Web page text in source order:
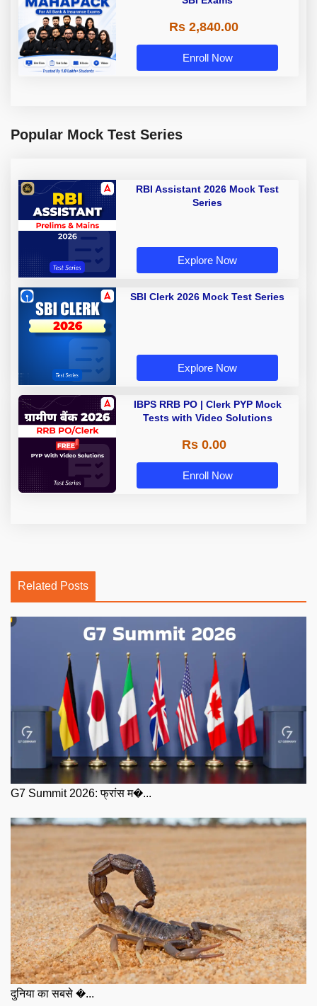
Rs 2,840.00
Enroll Now
Popular Mock Test Series
RBI Assistant 2026 Mock Test
Series
Explore Now
SBI Clerk 2026 Mock Test Series
Explore Now
IBPS RRB PO | Clerk PYP Mock
Tests with Video Solutions
Rs 0.00
Enroll Now
Related Posts
G7 Summit 2026: फ्रांस म�...
दुनिया का सबसे �...